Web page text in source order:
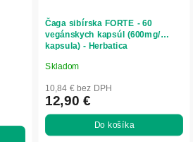
Čaga sibírska FORTE - 60
vegánskych kapsúl (600mg/
kapsula) - Herbatica
Priemerné
hodnotenie
produktu
je
5,0
Skladom
10,84 € bez DPH
12,90 €
Do košíka